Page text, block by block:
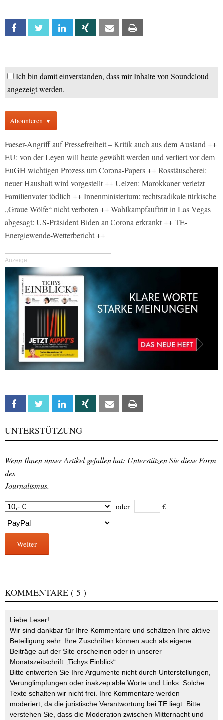
Facebook Twitter Linkedin Xing Email
Ich bin damit einverstanden, dass mir Inhalte von Soundcloud
angezeigt werden.
Abonnieren ▼
Faeser-Angriff auf Pressefreiheit – Kritik auch aus dem Ausland ++
EU: von der Leyen will heute gewählt werden und verliert vor dem
EuGH wichtigen Prozess um Corona-Papers ++ Rosstäuscherei:
neuer Haushalt wird vorgestellt ++ Uelzen: Marokkaner verletzt
Familienvater tödlich ++ Innenministerium: rechtsradikale türkische
„Graue Wölfe“ nicht verboten ++ Wahlkampfauftritt in Las Vegas
abgesagt: US-Präsident Biden an Corona erkrankt ++ TE-
Energiewende-Wetterbericht ++
Anzeige
Facebook Twitter Linkedin Xing Email
UNTERSTÜTZUNG
Wenn Ihnen unser Artikel gefallen hat: Unterstützen Sie diese Form
des
Journalismus.
oder €
Weiter
KOMMENTARE ( 5 )
Liebe Leser!
Wir sind dankbar für Ihre Kommentare und schätzen Ihre aktive
Beteiligung sehr. Ihre Zuschriften können auch als eigene
Beiträge auf der Site erscheinen oder in unserer
Monatszeitschrift „Tichys Einblick“.
Bitte entwerten Sie Ihre Argumente nicht durch Unterstellungen,
Verunglimpfungen oder inakzeptable Worte und Links. Solche
Texte schalten wir nicht frei. Ihre Kommentare werden
moderiert, da die juristische Verantwortung bei TE liegt. Bitte
verstehen Sie, dass die Moderation zwischen Mitternacht und